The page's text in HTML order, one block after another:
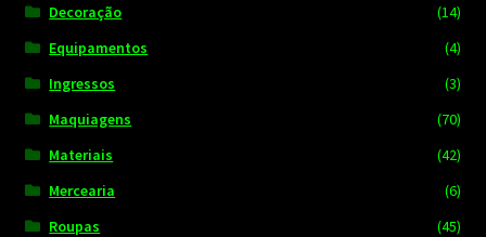
Decoração
(14)
Equipamentos
(4)
Ingressos
(3)
Maquiagens
(70)
Materiais
(42)
Mercearia
(6)
Roupas
(45)